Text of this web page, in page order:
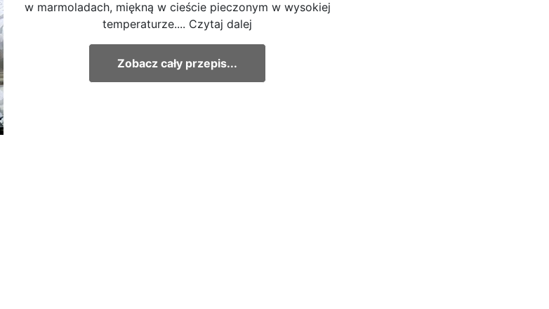
w marmoladach, miękną w cieście pieczonym w wysokiej
temperaturze.... Czytaj dalej
Zobacz cały przepis...